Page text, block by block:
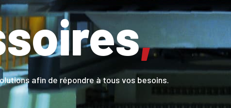
,
afin de répondre à tous vos besoins.